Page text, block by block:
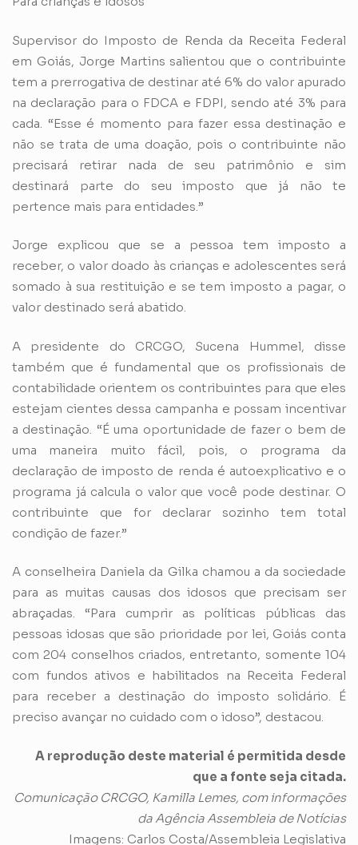
Supervisor do Imposto de Renda da Receita Federal
em Goiás, Jorge Martins salientou que o contribuinte
tem a prerrogativa de destinar até 6% do valor apurado
na declaração para o FDCA e FDPI, sendo até 3% para
cada. “Esse é momento para fazer essa destinação e
não se trata de uma doação, pois o contribuinte não
precisará retirar nada de seu patrimônio e sim
destinará parte do seu imposto que já não te
pertence mais para entidades.”
Jorge explicou que se a pessoa tem imposto a
receber, o valor doado às crianças e adolescentes será
somado à sua restituição e se tem imposto a pagar, o
valor destinado será abatido.
A presidente do CRCGO, Sucena Hummel, disse
também que é fundamental que os profissionais de
contabilidade orientem os contribuintes para que eles
estejam cientes dessa campanha e possam incentivar
a destinação. “É uma oportunidade de fazer o bem de
uma maneira muito fácil, pois, o programa da
declaração de imposto de renda é autoexplicativo e o
programa já calcula o valor que você pode destinar. O
contribuinte que for declarar sozinho tem total
condição de fazer.”
A conselheira Daniela da Gilka chamou a da sociedade
para as muitas causas dos idosos que precisam ser
abraçadas. “Para cumprir as políticas públicas das
pessoas idosas que são prioridade por lei, Goiás conta
com 204 conselhos criados, entretanto, somente 104
com fundos ativos e habilitados na Receita Federal
para receber a destinação do imposto solidário. É
preciso avançar no cuidado com o idoso”, destacou.
A reprodução deste material é permitida desde
que a fonte seja citada.
Comunicação CRCGO, Kamilla Lemes, com informações
da Agência Assembleia de Notícias
Imagens: Carlos Costa/Assembleia Legislativa